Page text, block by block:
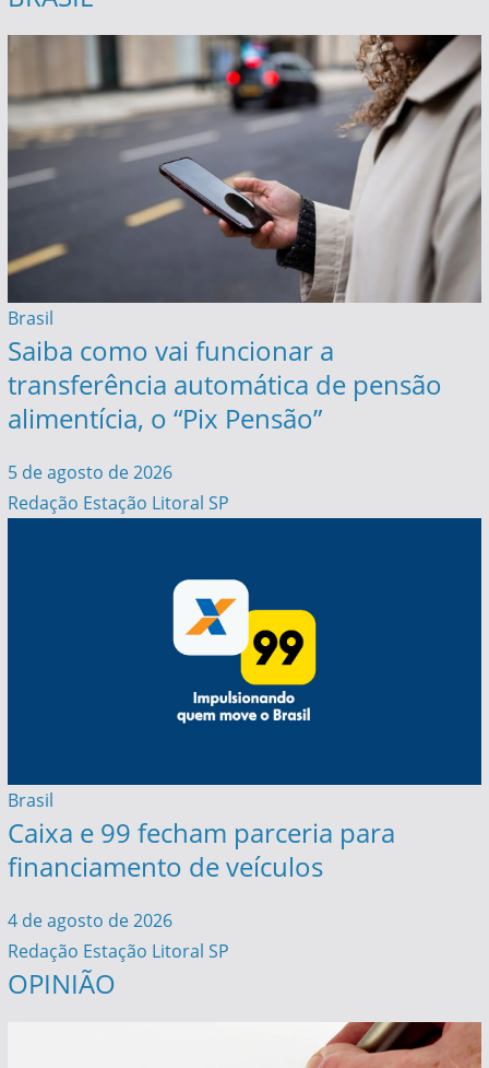
Brasil
Saiba como vai funcionar a
transferência automática de pensão
alimentícia, o “Pix Pensão”
5 de agosto de 2026
Redação Estação Litoral SP
Brasil
Caixa e 99 fecham parceria para
financiamento de veículos
4 de agosto de 2026
Redação Estação Litoral SP
OPINIÃO